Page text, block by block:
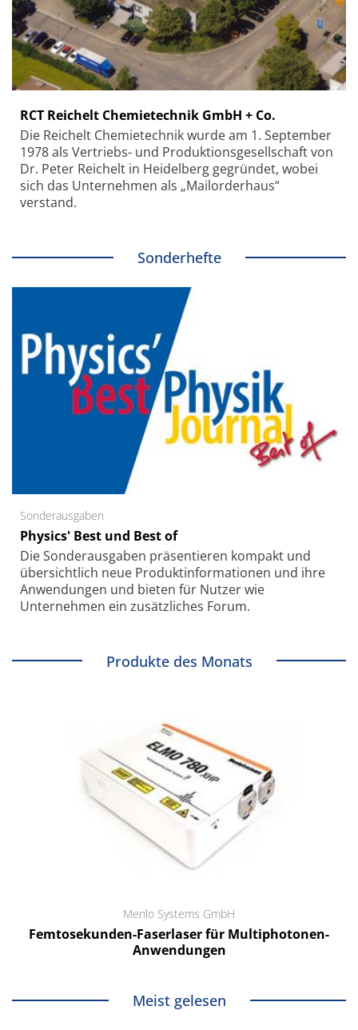
RCT Reichelt Chemietechnik GmbH + Co.
Die Reichelt Chemietechnik wurde am 1. September
1978 als Vertriebs- und Produktionsgesellschaft von
Dr. Peter Reichelt in Heidelberg gegründet, wobei
sich das Unternehmen als „Mailorderhaus“
verstand.
Sonderhefte
Sonderausgaben
Physics' Best und Best of
Die Sonder­ausgaben präsentieren kompakt und
übersichtlich neue Produkt­informationen und ihre
Anwendungen und bieten für Nutzer wie
Unternehmen ein zusätzliches Forum.
Produkte des Monats
Menlo Systems GmbH
Femtosekunden-Faserlaser für Multiphotonen-
Anwendungen
Meist gelesen